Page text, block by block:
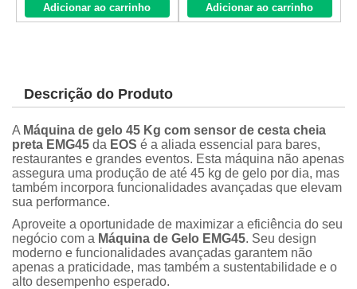
Adicionar ao carrinho Adicionar ao carrinho
Descrição do Produto
A Máquina de gelo 45 Kg com sensor de cesta cheia
preta EMG45 da EOS é a aliada essencial para bares,
restaurantes e grandes eventos. Esta máquina não apenas
assegura uma produção de até 45 kg de gelo por dia, mas
também incorpora funcionalidades avançadas que elevam
sua performance.
Aproveite a oportunidade de maximizar a eficiência do seu
negócio com a Máquina de Gelo EMG45. Seu design
moderno e funcionalidades avançadas garantem não
apenas a praticidade, mas também a sustentabilidade e o
alto desempenho esperado.